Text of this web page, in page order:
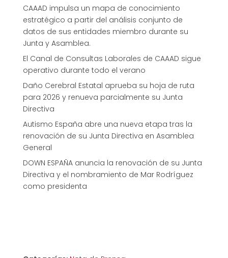
CAAAD impulsa un mapa de conocimiento
estratégico a partir del análisis conjunto de
datos de sus entidades miembro durante su
Junta y Asamblea.
El Canal de Consultas Laborales de CAAAD sigue
operativo durante todo el verano
Daño Cerebral Estatal aprueba su hoja de ruta
para 2026 y renueva parcialmente su Junta
Directiva
Autismo España abre una nueva etapa tras la
renovación de su Junta Directiva en Asamblea
General
DOWN ESPAÑA anuncia la renovación de su Junta
Directiva y el nombramiento de Mar Rodríguez
como presidenta